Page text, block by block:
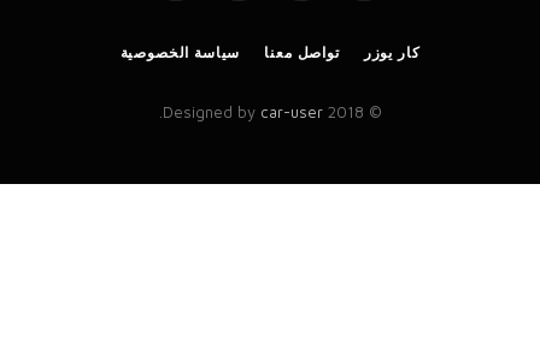
كار يوزر تواصل معنا سياسة الخصوصية
© 2018 Designed by
car-user